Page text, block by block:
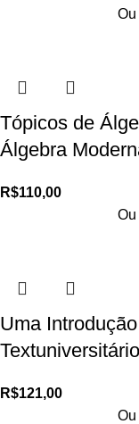
Ou
Tópicos de
Álgebra
R$110,00
Ou
Uma
R$121,00
Ou